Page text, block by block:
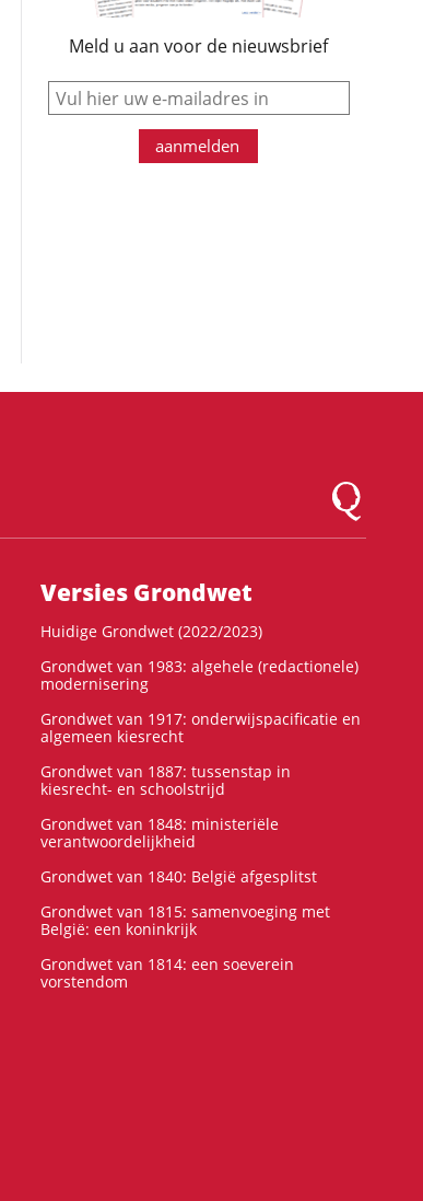
Meld u aan voor de nieuwsbrief
e-mail
aanmelden
Logo
Versies Grondwet
Huidige Grondwet (2022/2023)
Grondwet van 1983: algehele (redactionele)
modernisering
Grondwet van 1917: onderwijspacificatie en
algemeen kiesrecht
Grondwet van 1887: tussenstap in
kiesrecht- en schoolstrijd
Grondwet van 1848: ministeriële
verantwoordelijkheid
Grondwet van 1840: België afgesplitst
Grondwet van 1815: samenvoeging met
België: een koninkrijk
Grondwet van 1814: een soeverein
vorstendom